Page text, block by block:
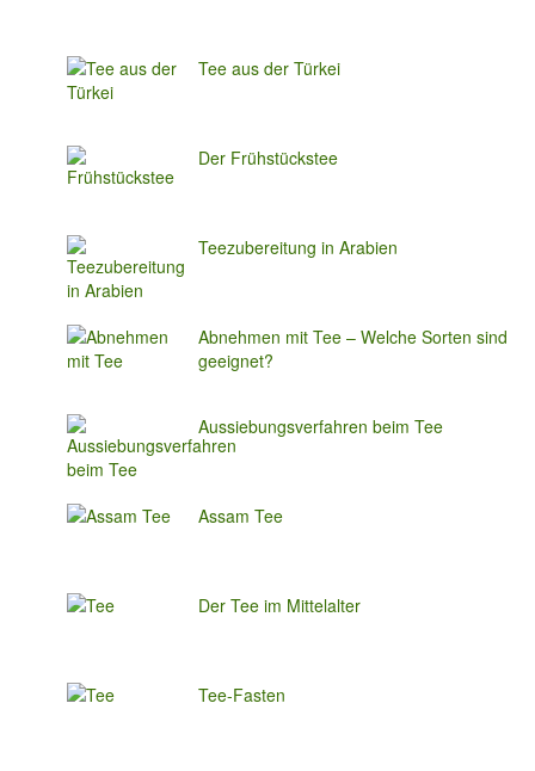
Tee aus der Türkei
Der Frühstückstee
Teezubereitung in Arabien
Abnehmen mit Tee – Welche Sorten sind
geeignet?
Aussiebungsverfahren beim Tee
Assam Tee
Der Tee im Mittelalter
Tee-Fasten